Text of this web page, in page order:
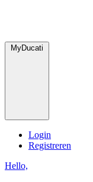
MyDucati
Login
Registreren
Hello,